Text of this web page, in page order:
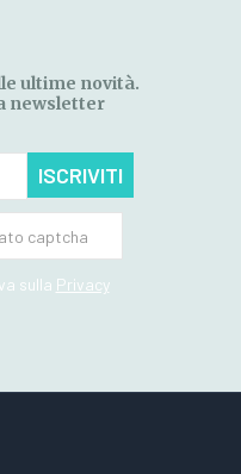
ultime novità.
newsletter
ISCRIVITI
sulla Privacy